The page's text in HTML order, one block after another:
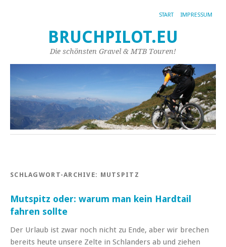
START IMPRESSUM
BRUCHPILOT.EU
Die schönsten Gravel & MTB Touren!
SCHLAGWORT-ARCHIVE: MUTSPITZ
Mutspitz oder: warum man kein Hardtail
fahren sollte
Der Urlaub ist zwar noch nicht zu Ende, aber wir brechen
bereits heute unsere Zelte in Schlanders ab und ziehen